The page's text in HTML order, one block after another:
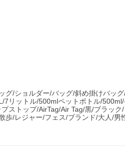
グ/ショルダー/バッグ/斜め掛けバッ
7リットル/500mlペットボトル/
ストップ/AirTag/Air Tag/黒/ブラック
歩/レジャー/フェス/ブランド/大人/男